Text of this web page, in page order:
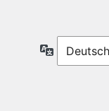
Sprache